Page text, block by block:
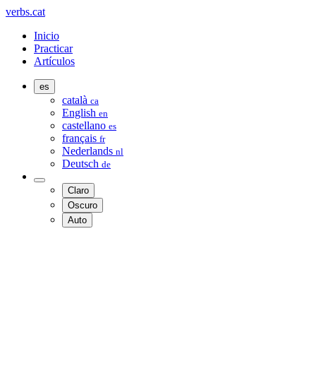
verbs.cat
Inicio
Practicar
Artículos
es
català ca
English en
castellano es
français fr
Nederlands nl
Deutsch de
Claro
Oscuro
Auto